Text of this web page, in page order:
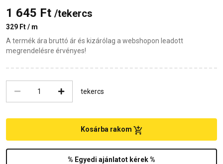
1 645 Ft /tekercs
329 Ft / m
A termék ára bruttó ár és kizárólag a webshopon leadott
megrendelésre érvényes!
tekercs
% Egyedi ajánlatot kérek %
Kosárba rakom